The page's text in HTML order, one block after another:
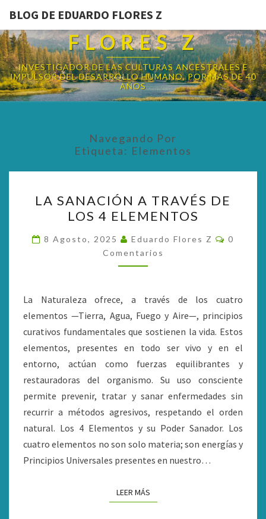
BLOG DE EDUARDO FLORES Z
BLOG DE EDUARDO
FLORES Z
INVESTIGADOR DE LAS CULTURAS ANCESTRALES E
IMPULSOR DEL DESARROLLO HUMANO, POR MÁS DE 40
AÑOS
Navegando Por
Etiqueta: Elementos
SANACIÓN
A
TRAVÉS
DE
LOS
ELEMENTOS
LA SANACIÓN A TRAVÉS DE
LOS 4 ELEMENTOS
8 Agosto, 2025 Eduardo Flores Z
0
Comentarios
La Naturaleza ofrece, a través de los cuatro
elementos —Tierra, Agua, Fuego y Aire—, principios
curativos fundamentales que sostienen la vida. Estos
elementos, presentes en todo ser vivo y en el
entorno, actúan como fuerzas equilibrantes y
restauradoras del organismo. Su uso consciente
permite prevenir, tratar y sanar enfermedades sin
recurrir a métodos agresivos, respetando el orden
natural. Los 4 Elementos y su Poder Sanador. Los
cuatro elementos no son solo materia; son energías y
Principios Universales presentes en nuestro…
LEER MÁSLEER MÁS